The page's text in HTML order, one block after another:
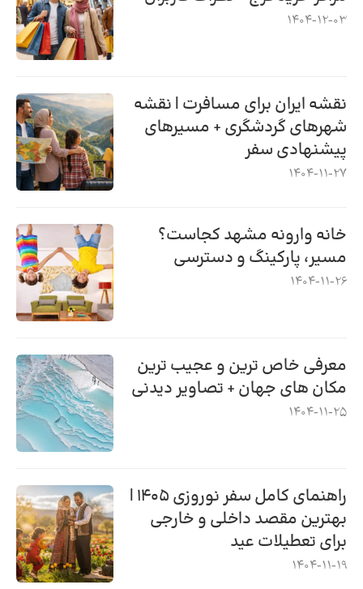
1404-12-03
نقشه ایران برای مسافرت | نقشه
شهرهای گردشگری + مسیرهای
پیشنهادی سفر
1404-11-27
خانه وارونه مشهد کجاست؟
مسیر، پارکینگ و دسترسی
1404-11-26
معرفی خاص ترین و عجیب ترین
مکان های جهان + تصاویر دیدنی
1404-11-25
راهنمای کامل سفر نوروزی ۱۴۰۵ |
بهترین مقصد داخلی و خارجی
برای تعطیلات عید
1404-11-19